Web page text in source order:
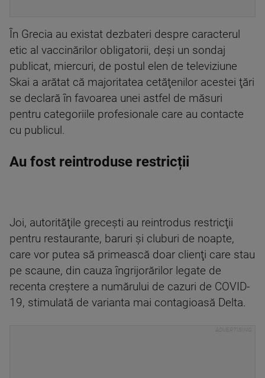
În Grecia au existat dezbateri despre caracterul
etic al vaccinărilor obligatorii, deşi un sondaj
publicat, miercuri, de postul elen de televiziune
Skai a arătat că majoritatea cetăţenilor acestei ţări
se declară în favoarea unei astfel de măsuri
pentru categoriile profesionale care au contacte
cu publicul.
Au fost reintroduse restricții
Joi, autorităţile greceşti au reintrodus restricţii
pentru restaurante, baruri şi cluburi de noapte,
care vor putea să primească doar clienţi care stau
pe scaune, din cauza îngrijorărilor legate de
recenta creştere a numărului de cazuri de COVID-
19, stimulată de varianta mai contagioasă Delta.